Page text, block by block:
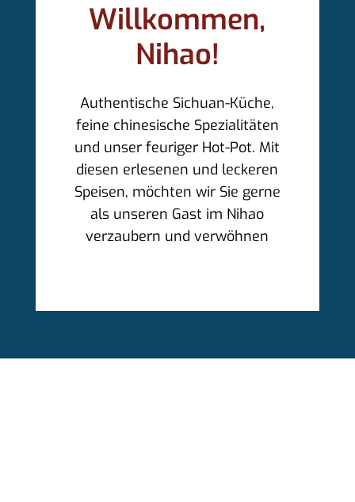
Willkommen,
Nihao!
Authentische Sichuan-Küche,
feine chinesische Spezialitäten
und unser feuriger Hot-Pot. Mit
diesen erlesenen und leckeren
Speisen, möchten wir Sie gerne
als unseren Gast im Nihao
verzaubern und verwöhnen